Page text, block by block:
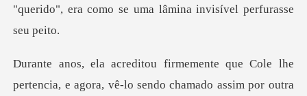
Loja
Sair
"querido", era como se uma
pertencia, e agora, vê-lo sendo chamado assim por ou